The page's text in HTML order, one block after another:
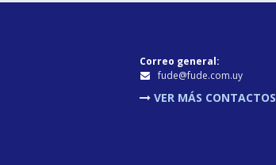
Correo general:
fu​de@fude.com.uy
VER MÁS CONTACTOS